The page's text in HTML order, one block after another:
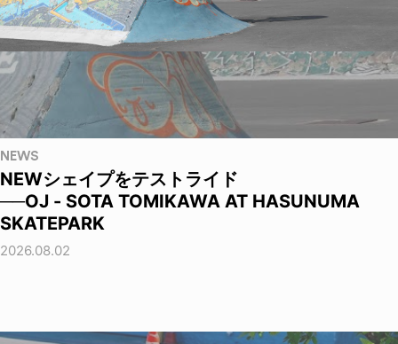
NEWS
NEWシェイプをテストライド
──OJ - SOTA TOMIKAWA AT HASUNUMA
SKATEPARK
2026.08.02